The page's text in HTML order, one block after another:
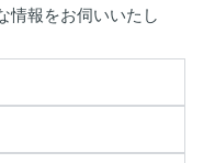
情報をお伺いいたし